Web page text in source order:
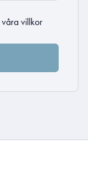
våra villkor